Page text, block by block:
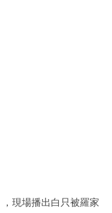
現場播出白只被羅家